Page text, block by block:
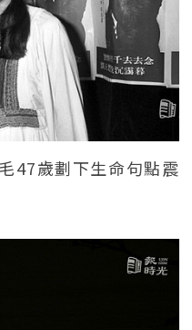
47歲劃下生命句點震